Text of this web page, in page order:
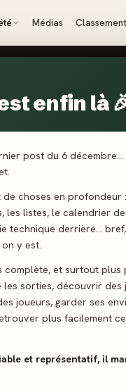
Médias
enfin là
post du 6 décembre…
choses en profondeur
les listes, le calendrier
technique derrière…
y est.
complète, et surtout plus
sorties, découvrir des
joueurs, garder ses
plus facilement
et représentatif, il
dynamique, calculé à
Toy Battle